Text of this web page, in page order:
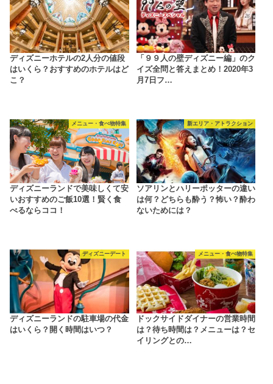
ディズニーホテルの2人分の値段
はいくら？おすすめのホテルはど
こ？
「９９人の壁ディズニー編」のク
イズ全問と答えまとめ！2020年3
月7日フ…
メニュー・食べ物特集
ディズニーランドで美味しくて安
いおすすめのご飯10選！賢く食
べるならココ！
新エリア・アトラクション
ソアリンとハリーポッターの違い
は何？どちらも酔う？怖い？酔わ
ないためには？
ディズニーデート
ディズニーランドの駐車場の代金
はいくら？開く時間はいつ？
メニュー・食べ物特集
ドックサイドダイナーの営業時間
は？待ち時間は？メニューは？セ
イリングとの…